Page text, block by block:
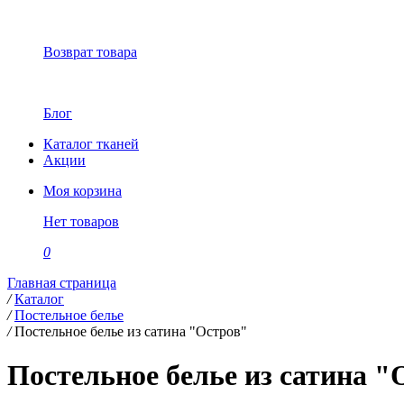
Возврат товара
Блог
Каталог тканей
Акции
Моя корзина
Нет товаров
0
Главная страница
/ Каталог
/ Постельное белье
/ Постельное белье из сатина "Остров"
Постельное белье из сатина